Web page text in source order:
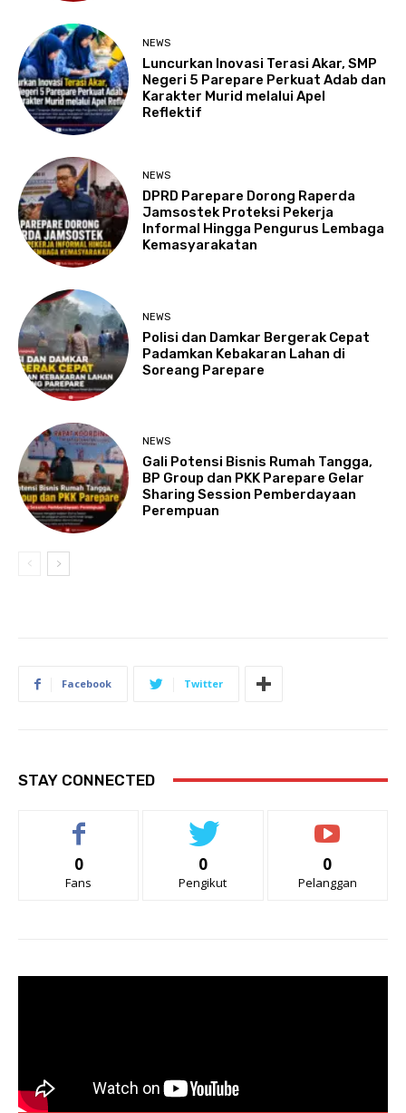
NEWS
Luncurkan Inovasi Terasi Akar, SMP
Negeri 5 Parepare Perkuat Adab dan
Karakter Murid melalui Apel
Reflektif
NEWS
DPRD Parepare Dorong Raperda
Jamsostek Proteksi Pekerja
Informal Hingga Pengurus Lembaga
Kemasyarakatan
NEWS
Polisi dan Damkar Bergerak Cepat
Padamkan Kebakaran Lahan di
Soreang Parepare
NEWS
Gali Potensi Bisnis Rumah Tangga,
BP Group dan PKK Parepare Gelar
Sharing Session Pemberdayaan
Perempuan
Facebook Twitter
STAY CONNECTED
0
Fans
0
Pengikut
0
Pelanggan